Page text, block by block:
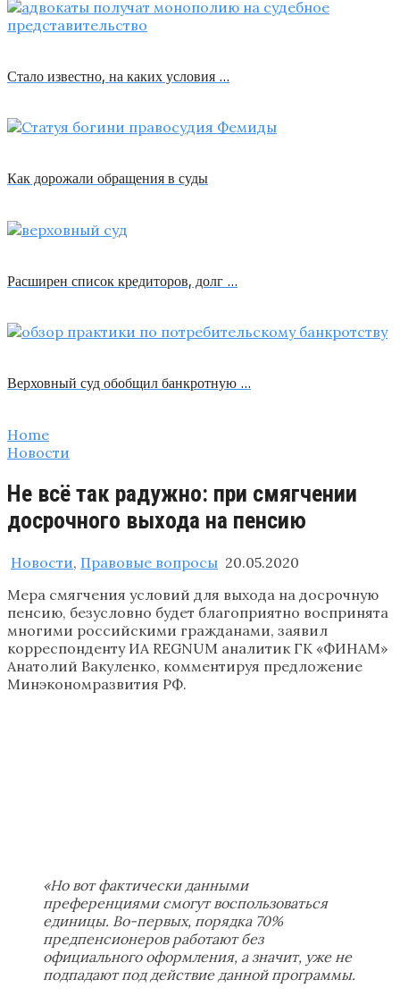
Стало известно, на каких условия …
Как дорожали обращения в суды
Расширен список кредиторов, долг …
Верховный суд обобщил банкротную …
Home
Новости
Не всё так радужно: при смягчении
досрочного выхода на пенсию
Новости, Правовые вопросы 20.05.2020
Мера смягчения условий для выхода на досрочную
пенсию, безусловно будет благоприятно воспринята
многими российскими гражданами, заявил
корреспонденту ИА REGNUM аналитик ГК «ФИНАМ»
Анатолий Вакуленко, комментируя предложение
Минэкономразвития РФ.
«Но вот фактически данными
преференциями смогут воспользоваться
единицы. Во-первых, порядка 70%
предпенсионеров работают без
официального оформления, а значит, уже не
подпадают под действие данной программы.